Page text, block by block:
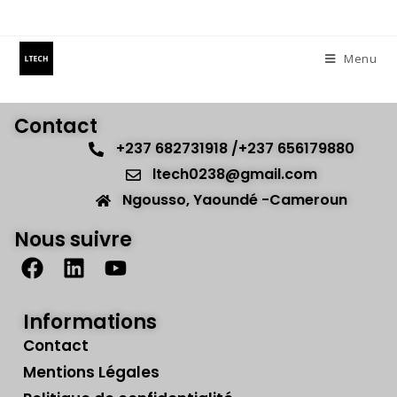
Menu
Contact
+237 682731918 /+237 656179880
ltech0238@gmail.com
Ngousso, Yaoundé -Cameroun
Nous suivre
Informations
Contact
Mentions Légales